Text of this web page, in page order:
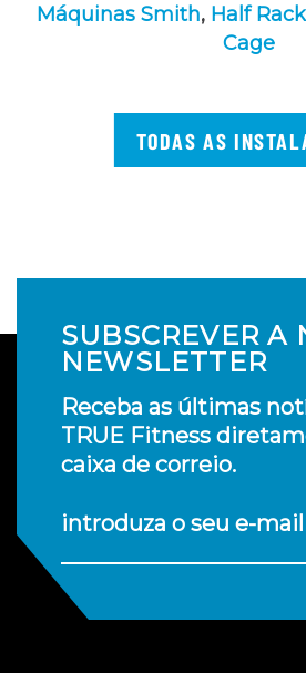
Máquinas Smith, Half
Cage
TODAS AS
SUBSCREVER A
NEWSLETTER
Receba as últimas
TRUE Fitness
caixa de correio.
introduza o seu e-mail